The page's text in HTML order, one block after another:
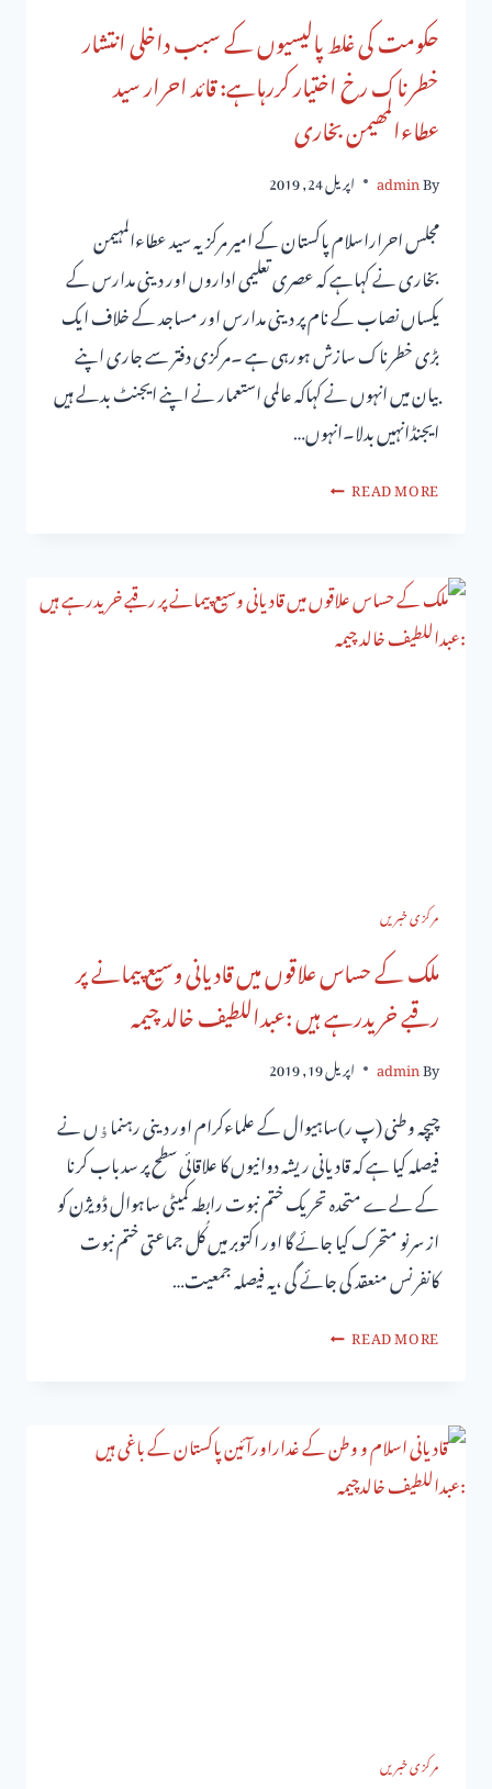
حکومت کی غلط پالیسیوں کے سبب داخلی انتشار
خطرناک رخ اختیار کررہاہے: قائد احرار سید
عطاءالمھیمن بخاری
By
admin اپریل 24, 2019
مجلس احراراسلام پاکستان کے امیر مرکزیہ سید عطاءالمہیمن
بخاری نے کہاہے کہ عصری تعلیمی اداروں اور دینی مدارس کے
یکساں نصاب کے نام پر دینی مدارس اور مساجد کے خلاف ایک
بڑی خطرناک سازش ہورہی ہے ۔مرکزی دفتر سے جاری اپنے
بیان میں انہوں نے کہاکہ عالمی استعمار نے اپنے ایجنٹ بدلے ہیں
ایجنڈانہیں بدلا۔انہوں…
READ MORE
مرکزی خبریں
ملک کے حساس علاقوں میں قادیانی وسیع پیمانے پر
رقبے خریدرہے ہیں :عبداللطیف خالد چیمہ
By
admin اپریل 19, 2019
چیچہ وطنی (پ ر)ساہیوال کے علماءکرام اور دینی رہنماﺅں نے
فیصلہ کیا ہے کہ قادیانی ریشہ دوانیوں کا علاقائی سطح پر سدباب کرنا
کے لےے متحدہ تحریک ختم نبوت رابطہ کمیٹی ساہوال ڈویژن کو
از سرنو متحرک کیا جائے گا اور اکتوبر میں کُل جماعتی ختم نبوت
کانفرنس منعقد کی جائے گی ،یہ فیصلہ جمعیت…
READ MORE
مرکزی خبریں